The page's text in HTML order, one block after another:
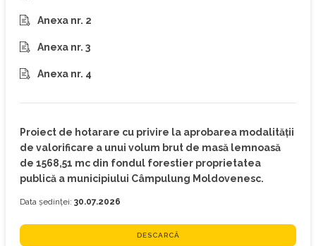
Anexa nr. 2
Anexa nr. 3
Anexa nr. 4
Proiect de hotarare cu privire la aprobarea modalității
de valorificare a unui volum brut de masă lemnoasă
de 1568,51 mc din fondul forestier proprietatea
publică a municipiului Câmpulung Moldovenesc.
Data ședinței: 30.07.2026
DESCARCĂ